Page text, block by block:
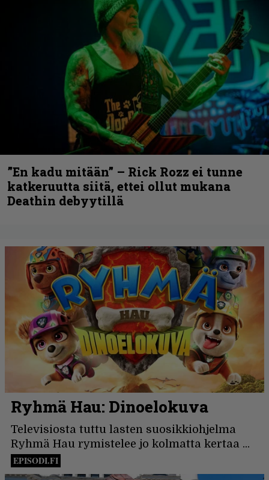
”En kadu mitään” – Rick Rozz ei tunne
katkeruutta siitä, ettei ollut mukana
Deathin debyytillä